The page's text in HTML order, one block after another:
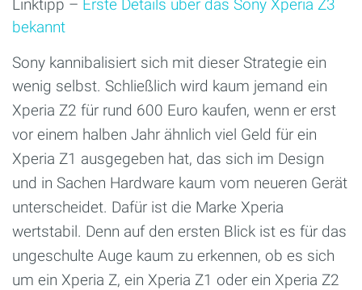
Linktipp – Erste Details über das Sony Xperia Z3
bekannt
Sony kannibalisiert sich mit dieser Strategie ein
wenig selbst. Schließlich wird kaum jemand ein
Xperia Z2 für rund 600 Euro kaufen, wenn er erst
vor einem halben Jahr ähnlich viel Geld für ein
Xperia Z1 ausgegeben hat, das sich im Design
und in Sachen Hardware kaum vom neueren Gerät
unterscheidet. Dafür ist die Marke Xperia
wertstabil. Denn auf den ersten Blick ist es für das
ungeschulte Auge kaum zu erkennen, ob es sich
um ein Xperia Z, ein Xperia Z1 oder ein Xperia Z2